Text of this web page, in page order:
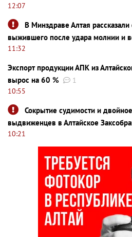
12:07
В Минздраве Алтая
выжившего после удара молнии и
11:32
Экспорт продукции АПК из
вырос на 60 %
1
10:55
Сокрытие судимости и
выдвиженцев в Алтайское
10:21